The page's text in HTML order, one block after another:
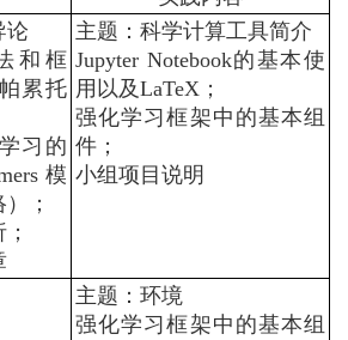
论
和框
累托
习的
模
；
主题：科学计算工具简介
Jupyter Notebook的基本使
用以及LaTeX ；
强化学习框架中的基本组
件；
小组项目说明
主题：环境
强化学习框架中的基本组